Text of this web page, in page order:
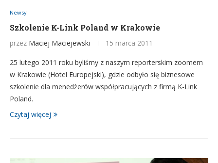
Newsy
Szkolenie K-Link Poland w Krakowie
przez Maciej Maciejewski 15 marca 2011
25 lutego 2011 roku byliśmy z naszym reporterskim zoomem
w Krakowie (Hotel Europejski), gdzie odbyło się biznesowe
szkolenie dla menedżerów współpracujących z firmą K-Link
Poland.
Czytaj więcej